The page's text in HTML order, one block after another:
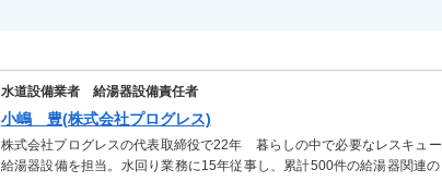
水道設備業者 給湯器設備責任者
小嶋 豊(株式会社プログレス)
株式会社プログレスの代表取締役で22年 暮らしの中で必要なレスキュ
給湯器設備を担当。水回り業務に15年従事し、累計500件の給湯器関連